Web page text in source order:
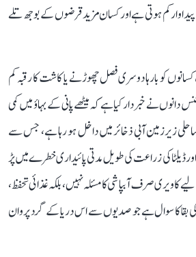
پیداوار کم ہوتی ہے اور کسان مزید قرضوں کے بوجھ تلے
کو بارہا دوسری فصل چھوڑنے یا کاشت کا رقبہ کم
دانوں نے خبردار کیا ہے کہ میٹھے پانی کے بہاؤ میں کمی
زیرزمین آبی ذخائر میں داخل ہو رہا ہے، جس سے
ڈیلٹا کی زراعت کی طویل مدتی پائیداری خطرے میں پڑ
کاویری صرف آبپاشی کا مسئلہ نہیں، بلکہ غذائی تحفظ،
کا سوال ہے جو صدیوں سے اس دریا کے گرد پروان